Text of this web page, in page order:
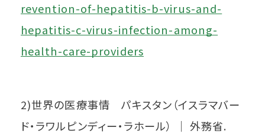
revention-of-hepatitis-b-virus-and-
hepatitis-c-virus-infection-among-
health-care-providers
2)世界の医療事情 パキスタン（イスラマバー
ド・ラワルピンディー・ラホール） ｜ 外務省.